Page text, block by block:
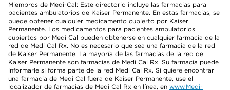
Miembros de Medi-Cal: Este directorio incluye las farmacias para
pacientes ambulatorios de Kaiser Permanente. En estas farmacias, se
puede obtener cualquier medicamento cubierto por Kaiser
Permanente. Los medicamentos para pacientes ambulatorios
cubiertos por Medi Cal pueden obtenerse en cualquier farmacia de la
red de Medi Cal Rx. No es necesario que sea una farmacia de la red
de Kaiser Permanente. La mayoría de las farmacias de la red de
Kaiser Permanente son farmacias de Medi Cal Rx. Su farmacia puede
informarle si forma parte de la red Medi Cal Rx. Si quiere encontrar
una farmacia de Medi Cal fuera de Kaiser Permanente, use el
localizador de farmacias de Medi Cal Rx en línea, en www.Medi-